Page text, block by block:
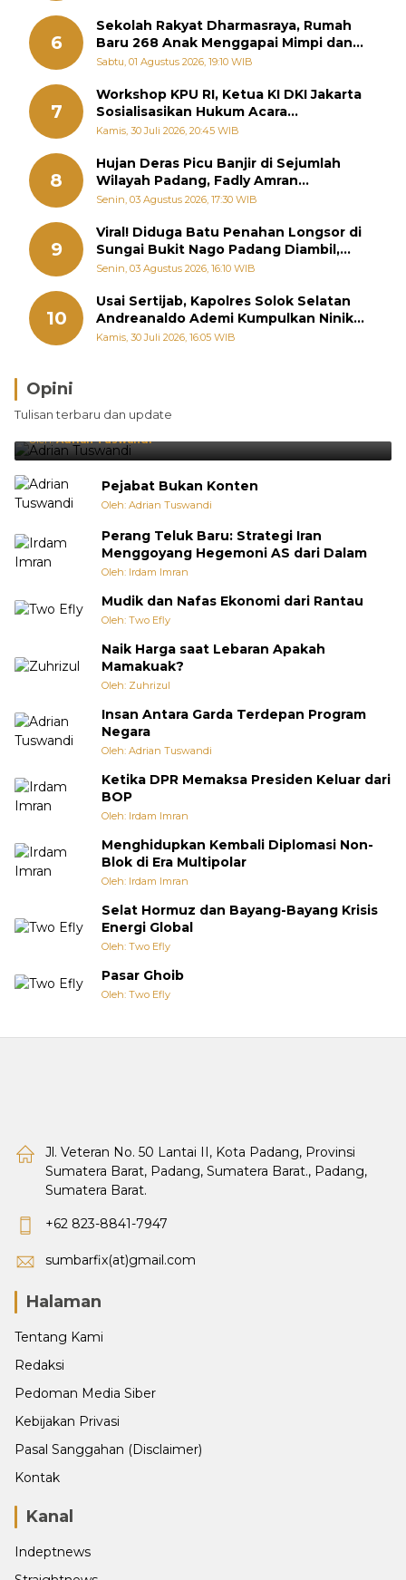
6
Sekolah Rakyat Dharmasraya, Rumah
Baru 268 Anak Menggapai Mimpi dan
Memutus Rantai Kemiskinan
Sabtu, 01 Agustus 2026, 19:10 WIB
7
Workshop KPU RI, Ketua KI DKI Jakarta
Sosialisasikan Hukum Acara
Penyelesaian Sengketa Informasi Publik
Kamis, 30 Juli 2026, 20:45 WIB
8
Hujan Deras Picu Banjir di Sejumlah
Wilayah Padang, Fadly Amran
Perintahkan OPD Siaga
Senin, 03 Agustus 2026, 17:30 WIB
9
Viral! Diduga Batu Penahan Longsor di
Sungai Bukit Nago Padang Diambil,
Warga Khawatir Bencana Terulang
Senin, 03 Agustus 2026, 16:10 WIB
10
Usai Sertijab, Kapolres Solok Selatan
Andreanaldo Ademi Kumpulkan Ninik
Mamak Bahas Kamtibmas dan Judi
Kamis, 30 Juli 2026, 16:05 WIB
Opini
Tulisan terbaru dan update
Brasil Lebih Diunggulkan, tetapi Jepang Selalu
Punya Cara Membuat Kejutan
Oleh:Adrian Tuswandi
Pejabat Bukan Konten
Oleh: Adrian Tuswandi
Perang Teluk Baru: Strategi Iran
Menggoyang Hegemoni AS dari Dalam
Oleh: Irdam Imran
Mudik dan Nafas Ekonomi dari Rantau
Oleh: Two Efly
Naik Harga saat Lebaran Apakah
Mamakuak?
Oleh: Zuhrizul
Insan Antara Garda Terdepan Program
Negara
Oleh: Adrian Tuswandi
Ketika DPR Memaksa Presiden Keluar dari
BOP
Oleh: Irdam Imran
Menghidupkan Kembali Diplomasi Non-
Blok di Era Multipolar
Oleh: Irdam Imran
Selat Hormuz dan Bayang-Bayang Krisis
Energi Global
Oleh: Two Efly
Pasar Ghoib
Oleh: Two Efly
Jl. Veteran No. 50 Lantai II, Kota Padang, Provinsi
Sumatera Barat, Padang, Sumatera Barat., Padang,
Sumatera Barat.
+62 823-8841-7947
sumbarfix(at)gmail.com
Halaman
Tentang Kami
Redaksi
Pedoman Media Siber
Kebijakan Privasi
Pasal Sanggahan (Disclaimer)
Kontak
Kanal
Indeptnews